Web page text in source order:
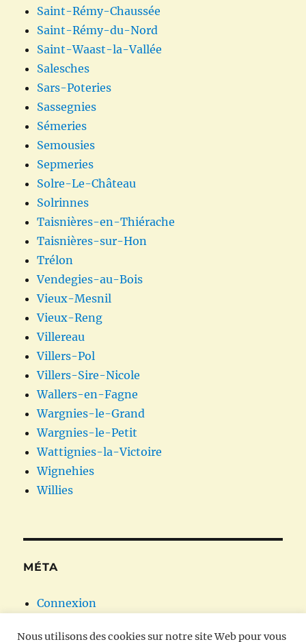
Saint-Rémy-Chaussée
Saint-Rémy-du-Nord
Saint-Waast-la-Vallée
Salesches
Sars-Poteries
Sassegnies
Sémeries
Semousies
Sepmeries
Solre-Le-Château
Solrinnes
Taisnières-en-Thiérache
Taisnières-sur-Hon
Trélon
Vendegies-au-Bois
Vieux-Mesnil
Vieux-Reng
Villereau
Villers-Pol
Villers-Sire-Nicole
Wallers-en-Fagne
Wargnies-le-Grand
Wargnies-le-Petit
Wattignies-la-Victoire
Wignehies
Willies
MÉTA
Connexion
Nous utilisons des cookies sur notre site Web pour vous